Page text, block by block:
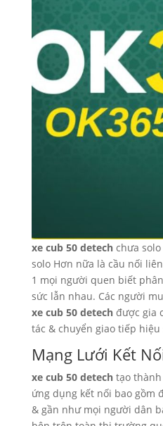
xe cub 50 detechchưa solo
solo Hơn nữa là cầu nối
1 mọi người quen biết
sức lẫn nhau. Các người
xe cub 50 detechđược gia
tác & chuyển giao tiếp hiệu
Mạng Lưới Kết
xe cub 50 detechtạo thành
ứng dụng kết nối bao gồm
& gần như mọi người dân